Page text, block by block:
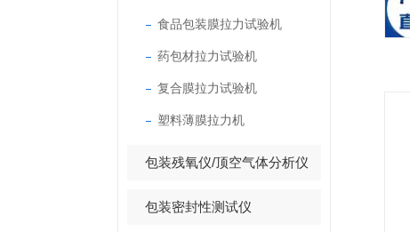
食品包装膜拉力试验机
药包材拉力试验机
复合膜拉力试验机
塑料薄膜拉力机
包装残氧仪/顶空气体分析仪
包装密封性测试仪